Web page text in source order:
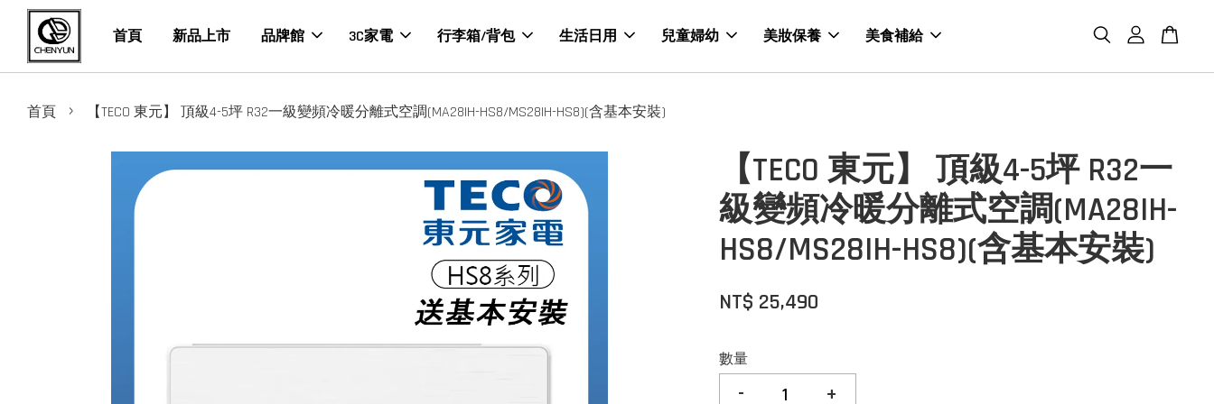
首頁 新品上市 品牌館 3C家電 行李箱/背包 生活日用 兒童婦幼 美妝保養 美食補給
首頁 › 【TECO 東元】 頂級4-5坪 R32一級變頻冷暖分離式空調(MA28IH-HS8/MS28IH-HS8)(含基本安裝)
【TECO 東元】 頂級4-5坪 R32一
級變頻冷暖分離式空調(MA28IH-
HS8/MS28IH-HS8)(含基本安裝)
NT$ 25,490
數量
- +